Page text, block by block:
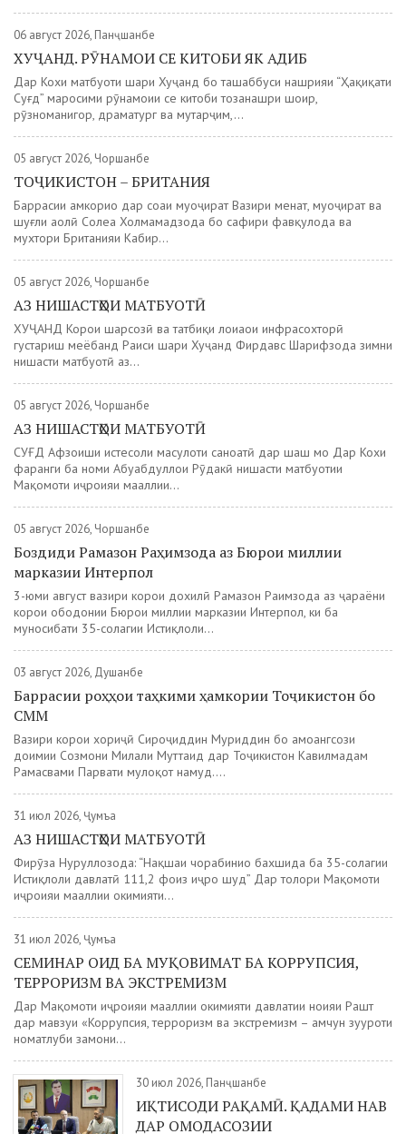
06 август 2026, Панҷшанбе
ХУҶАНД. РӮНАМОИ СЕ КИТОБИ ЯК АДИБ
Дар Кохи матбуоти шаҳри Хуҷанд бо ташаббуси нашрияи “Ҳақиқати
Суғд” маросими рӯнамоии се китоби тозанашри шоир,
рӯзноманигор, драматург ва мутарҷим,...
05 август 2026, Чоршанбе
ТОҶИКИСТОН – БРИТАНИЯ
Баррасии ҳамкориҳо дар соҳаи муҳоҷират Вазири меҳнат, муҳоҷират ва
шуғли аҳолӣ Солеҳа Холмаҳмадзода бо сафири фавқулода ва
мухтори Британияи Кабир...
05 август 2026, Чоршанбе
АЗ НИШАСТҲОИ МАТБУОТӢ
ХУҶАНД Корҳои шаҳрсозӣ ва татбиқи лоиҳаҳои инфрасохторӣ
густариш меёбанд Раиси шаҳри Хуҷанд Фирдавс Шарифзода зимни
нишасти матбуотӣ аз...
05 август 2026, Чоршанбе
АЗ НИШАСТҲОИ МАТБУОТӢ
СУҒД Афзоиши истеҳсоли маҳсулоти саноатӣ дар шаш моҳ Дар Кохи
фарҳанги ба номи Абуабдуллоҳи Рӯдакӣ нишасти матбуотии
Мақомоти иҷроияи маҳаллии...
05 август 2026, Чоршанбе
Боздиди Рамазон Раҳимзода аз Бюрои миллии
марказии Интерпол
3-юми август вазири корҳои дохилӣ Рамазон Раҳимзода аз ҷараёни
корҳои ободонии Бюрои миллии марказии Интерпол, ки ба
муносибати 35-солагии Истиқлоли...
03 август 2026, Душанбе
Баррасии роҳҳои таҳкими ҳамкории Тоҷикистон бо
СММ
Вазири корҳои хориҷӣ Сироҷиддин Муҳриддин бо ҳамоҳангсози
доимии Созмони Милали Муттаҳид дар Тоҷикистон Кавилмадам
Рамасвами Парвати мулоқот намуд....
31 июл 2026, Ҷумъа
АЗ НИШАСТҲОИ МАТБУОТӢ
Фирӯза Нуруллозода: “Нақшаи чорабиниҳо бахшида ба 35-солагии
Истиқлоли давлатӣ 111,2 фоиз иҷро шуд” Дар толори Мақомоти
иҷроияи маҳаллии ҳокимияти...
31 июл 2026, Ҷумъа
СЕМИНАР ОИД БА МУҚОВИМАТ БА КОРРУПСИЯ,
ТЕРРОРИЗМ ВА ЭКСТРЕМИЗМ
Дар Мақомоти иҷроияи маҳаллии ҳокимияти давлатии ноҳияи Рашт
дар мавзуи «Коррупсия, терроризм ва экстремизм – ҳамчун зуҳуроти
номатлуби замони...
30 июл 2026, Панҷшанбе
ИҚТИСОДИ РАҚАМӢ. ҚАДАМИ НАВ
ДАР ОМОДАСОЗИИ